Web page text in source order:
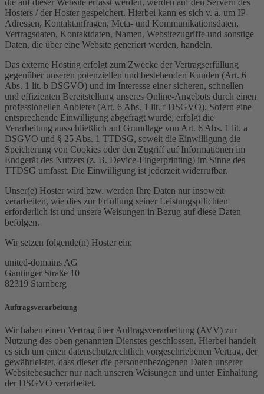
die auf dieser Website erfasst werden, werden auf den Servern des
Hosters / der Hoster gespeichert. Hierbei kann es sich v. a. um IP-
Adressen, Kontaktanfragen, Meta- und Kommunikationsdaten,
Vertragsdaten, Kontaktdaten, Namen, Websitezugriffe und sonstige
Daten, die über eine Website generiert werden, handeln.
Das externe Hosting erfolgt zum Zwecke der Vertragserfüllung
gegenüber unseren potenziellen und bestehenden Kunden (Art. 6
Abs. 1 lit. b DSGVO) und im Interesse einer sicheren, schnellen
und effizienten Bereitstellung unseres Online-Angebots durch einen
professionellen Anbieter (Art. 6 Abs. 1 lit. f DSGVO). Sofern eine
entsprechende Einwilligung abgefragt wurde, erfolgt die
Verarbeitung ausschließlich auf Grundlage von Art. 6 Abs. 1 lit. a
DSGVO und § 25 Abs. 1 TTDSG, soweit die Einwilligung die
Speicherung von Cookies oder den Zugriff auf Informationen im
Endgerät des Nutzers (z. B. Device-Fingerprinting) im Sinne des
TTDSG umfasst. Die Einwilligung ist jederzeit widerrufbar.
Unser(e) Hoster wird bzw. werden Ihre Daten nur insoweit
verarbeiten, wie dies zur Erfüllung seiner Leistungspflichten
erforderlich ist und unsere Weisungen in Bezug auf diese Daten
befolgen.
Wir setzen folgende(n) Hoster ein:
united-domains AG
Gautinger Straße 10
82319 Starnberg
Auftragsverarbeitung
Wir haben einen Vertrag über Auftragsverarbeitung (AVV) zur
Nutzung des oben genannten Dienstes geschlossen. Hierbei handelt
es sich um einen datenschutzrechtlich vorgeschriebenen Vertrag, der
gewährleistet, dass dieser die personenbezogenen Daten unserer
Websitebesucher nur nach unseren Weisungen und unter Einhaltung
der DSGVO verarbeitet.